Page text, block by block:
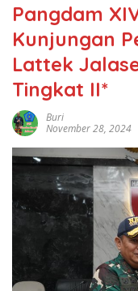
Pangdam
Kunjungan
Lattek
Tingkat II*
Buri
November 28, 2024